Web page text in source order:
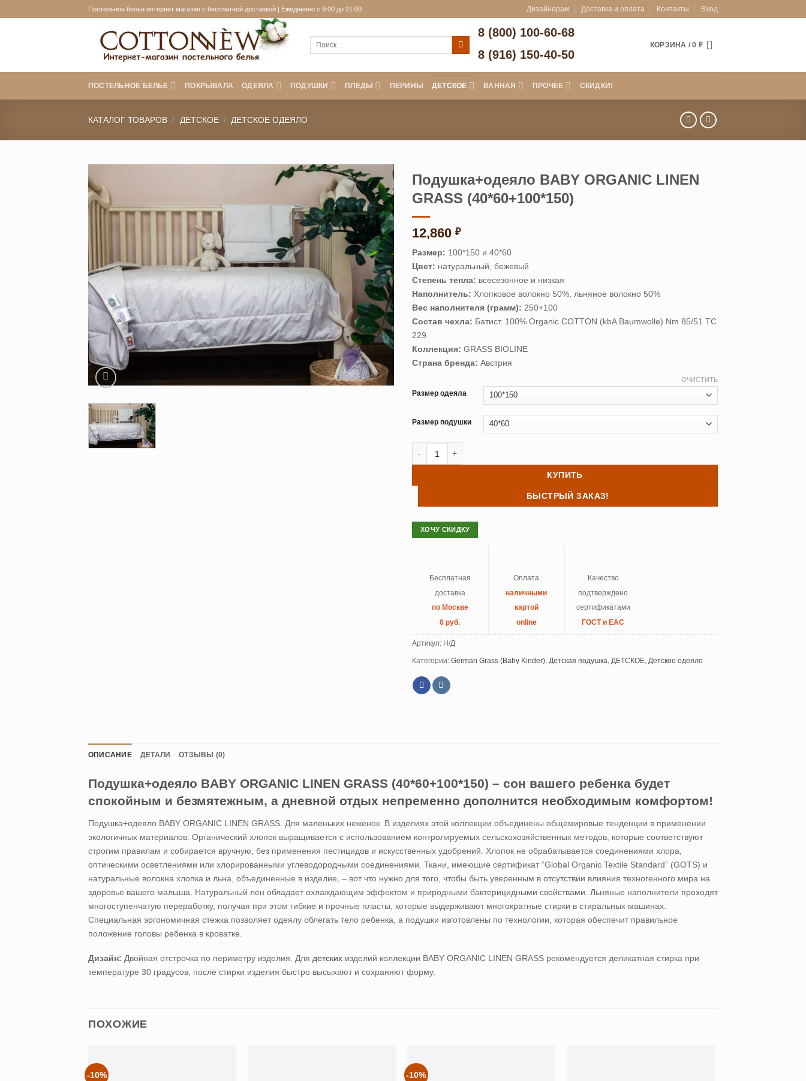
to
Постельное белье интернет магазин с бесплатной доставкой | Ежедневно с 9:00 до 21:00 Дизайнерам Доставка и оплата Контакты Вход
8 (800) 100-60-68
8 (916) 150-40-50
КОРЗИНА /0 ₽
ПОСТЕЛЬНОЕ БЕЛЬЕ ПОКРЫВАЛА ОДЕЯЛА ПОДУШКИ ПЛЕДЫ ПЕРИНЫ ДЕТСКОЕ ВАННАЯ ПРОЧЕЕ СКИДКИ!
КАТАЛОГ ТОВАРОВ / ДЕТСКОЕ / ДЕТСКОЕ ОДЕЯЛО
Подушка+одеяло BABY ORGANIC LINEN
GRASS (40*60+100*150)
12,860 ₽
Размер: 100*150 и 40*60
Цвет: натуральный, бежевый
Степень тепла: всесезонное и низкая
Наполнитель: Хлопковое волокно 50%, льняное волокно 50%
Вес наполнителя (грамм): 250+100
Состав чехла: Батист. 100% Organic COTТON (kbA Baumwolle) Nm 85/51 TC
229
Коллекция: GRASS BIOLINE
Страна бренда: Австрия
Размер одеяла
Размер подушки
ОЧИСТИТЬ
КУПИТЬ
БЫСТРЫЙ ЗАКАЗ!
ХОЧУ СКИДКУ
Бесплатная
доставка
по Москве
0 руб.
Оплата
наличными
картой
online
Качество
подтверждено
сертификатами
ГОСТ и ЕАС
Артикул: Н/Д
Категории: German Grass (Baby Kinder), Детская подушка, ДЕТСКОЕ, Детское одеяло
ОПИСАНИЕ ДЕТАЛИ ОТЗЫВЫ (0)
Подушка+одеяло BABY ORGANIC LINEN GRASS (40*60+100*150) – сон вашего ребенка будет
спокойным и безмятежным, а дневной отдых непременно дополнится необходимым комфортом!
Подушка+одеяло BABY ORGANIC LINEN GRASS. Для маленьких неженок. В изделиях этой коллекции объединены общемировые тенденции в применении
экологичных материалов. Органический хлопок выращивается с использованием контролируемых сельскохозяйственных методов, которые соответствуют
строгим правилам и собирается вручную, без применения пестицидов и искусственных удобрений. Хлопок не обрабатывается соединениями хлора,
оптическими осветлениями или хлорированными углеводородными соединениями. Ткани, имеющие сертификат “Global Organic Textile Standard” (GOTS) и
натуральные волокна хлопка и льна, объединенные в изделие, – вот что нужно для того, чтобы быть уверенным в отсутствии влияния техногенного мира на
здоровье вашего малыша. Натуральный лен обладает охлаждающим эффектом и природными бактерицидными свойствами. Льняные наполнители проходят
многоступенчатую переработку, получая при этом гибкие и прочные пласты, которые выдерживают многократные стирки в стиральных машинах.
Специальная эргономичная стежка позволяет одеялу облегать тело ребенка, а подушки изготовлены по технологии, которая обеспечит правильное
положение головы ребенка в кроватке.
Дизайн: Двойная отстрочка по периметру изделия. Для детских изделий коллекции BABY ORGANIC LINEN GRASS рекомендуется деликатная стирка при
температуре 30 градусов, после стирки изделия быстро высыхают и сохраняют форму.
ПОХОЖИЕ
-10% -10%